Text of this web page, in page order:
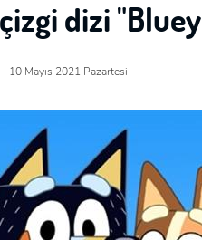
dizi
10 Mayıs 2021 Pazartesi